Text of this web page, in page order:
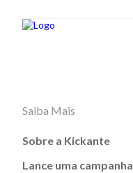
Saiba Mais
Sobre a Kickante
Lance uma campanha